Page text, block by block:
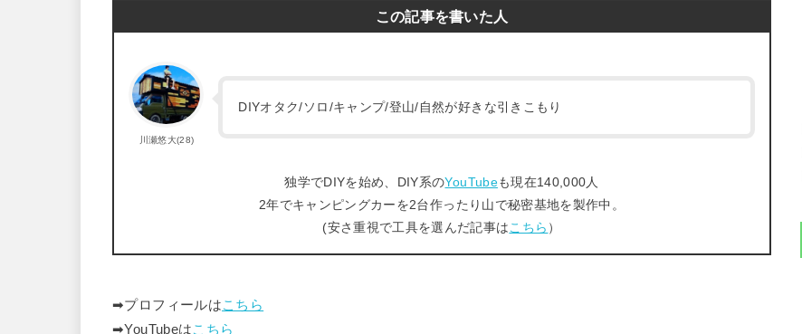
この記事を書いた人
川瀬悠大(28)
DIYオタク/ソロ/キャンプ/登山/自然が好きな引きこもり
独学でDIYを始め、DIY系のYouTubeも現在140,000人
2年でキャンピングカーを2台作ったり山で秘密基地を製作中。
(安さ重視で工具を選んだ記事はこちら ）
➡︎プロフィールはこちら
➡︎YouTubeはこちら